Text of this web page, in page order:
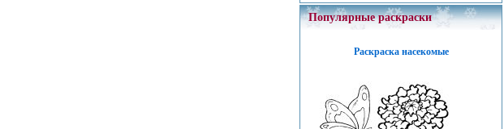
Популярные раскраски
Раскраска насекомые